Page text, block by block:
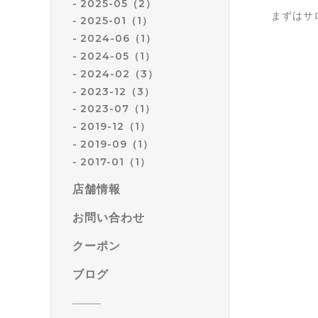
2025-05（2）
2025-01（1）
2024-06（1）
2024-05（1）
2024-02（3）
2023-12（3）
2023-07（1）
2019-12（1）
2019-09（1）
2017-01（1）
店舗情報
お問い合わせ
クーポン
ブログ
まずはサ